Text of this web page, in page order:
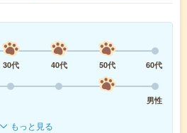
30代 40代 50代
60代
男性
もっと見る